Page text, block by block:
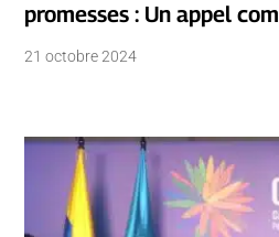
promesses : Un appel
21 octobre 2024